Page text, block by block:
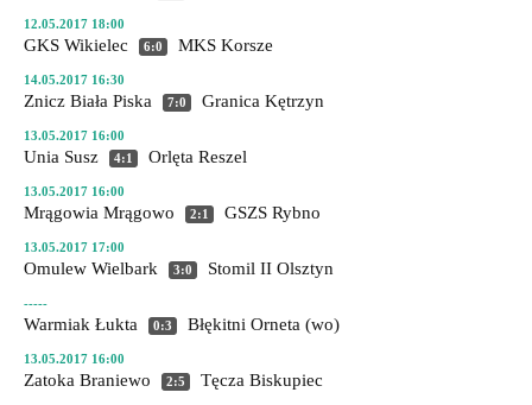
12.05.2017 18:00
GKS Wikielec 6:0 MKS Korsze
14.05.2017 16:30
Znicz Biała Piska 7:0 Granica Kętrzyn
13.05.2017 16:00
Unia Susz 4:1 Orlęta Reszel
13.05.2017 16:00
Mrągowia Mrągowo 2:1 GSZS Rybno
13.05.2017 17:00
Omulew Wielbark 3:0 Stomil II Olsztyn
-----
Warmiak Łukta 0:3 Błękitni Orneta (wo)
13.05.2017 16:00
Zatoka Braniewo 2:5 Tęcza Biskupiec